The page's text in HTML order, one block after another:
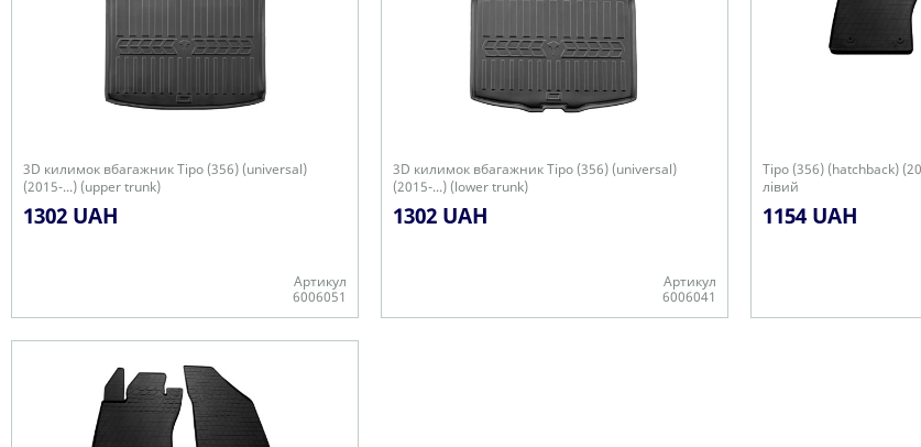
3D килимок вбагажник Tipo (356) (universal)
(2015-...) (upper trunk)
1302 UAH
Артикул
6006051
3D килимок вбагажник Tipo (356) (universal)
(2015-...) (lower trunk)
1302 UAH
Артикул
6006041
Tipo (356) (hatchback)
лівий
1154 UAH